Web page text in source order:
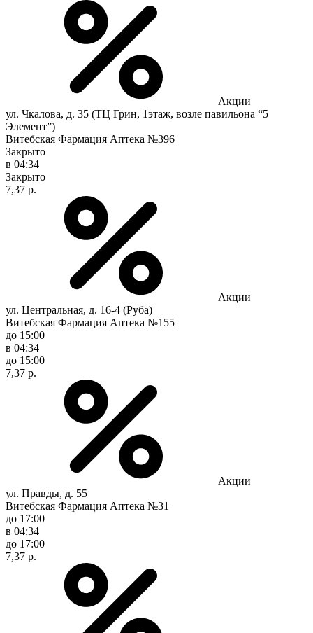
Акции
ул. Чкалова, д. 35 (ТЦ Грин, 1этаж, возле павильона “5
Элемент”)
Витебская Фармация Аптека №396
Закрыто
в 04:34
Закрыто
7,37 р.
Акции
ул. Центральная, д. 16-4 (Руба)
Витебская Фармация Аптека №155
до 15:00
в 04:34
до 15:00
7,37 р.
Акции
ул. Правды, д. 55
Витебская Фармация Аптека №31
до 17:00
в 04:34
до 17:00
7,37 р.